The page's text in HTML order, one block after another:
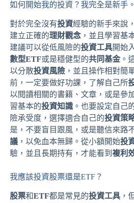
如何開始我的投資？我完全是新手。
對於完全沒有投資經驗的新手來說
建立正確的理財觀念 ，並且學習基
建議可以從低風險的投資工具開始
數型ETF或是穩健型的共同基金 。
以分散投資風險 ，並且操作相對簡
前，一定要做好功課，了解自己所
以閱讀相關的書籍、文章，或是參
習基本的投資知識 。也要設定自己
險承受度，選擇適合自己的投資策
是，不要盲目跟風，或是聽信來路
議 ，以免血本無歸。從小額開始投
驗，並且長期持有，才能看到 複利
我應該投資股票還是ETF？
股票和ETF都是常見的投資工具 ，